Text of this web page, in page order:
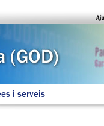
i serveis